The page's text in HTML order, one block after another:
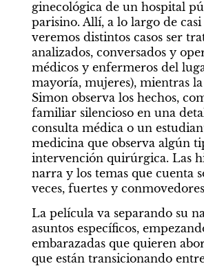
ginecológica de un hospital
parisino. Allí, a lo largo de
veremos distintos casos ser
analizados, conversados y
médicos y enfermeros del
mayoría, mujeres), mientras
Simon observa los hechos,
familiar silencioso en una
consulta médica o un
medicina que observa algún
intervención quirúrgica. Las
narra y los temas que cuenta
veces, fuertes y
La película va separando su
asuntos específicos,
embarazadas que quieren
que están transicionando